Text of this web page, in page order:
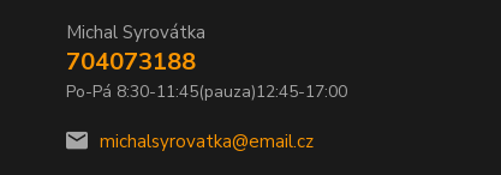
Michal Syrovátka
704073188
Po-Pá 8:30-11:45(pauza)12:45-17:00
michalsyrovatka@email.cz